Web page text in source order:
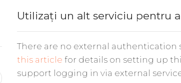
Utilizați un alt serviciu pentru
There are no external authentication
this article for details on setting up
support logging in via external